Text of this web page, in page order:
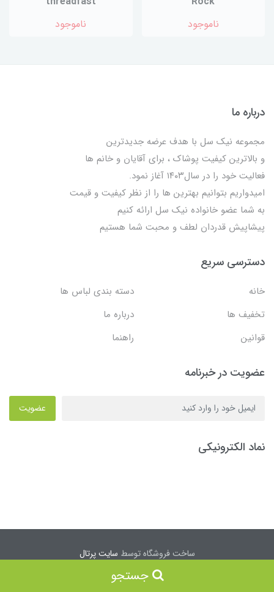
ناموجود
ناموجود
جستجو
درباره ما
مجموعه نیک سل با هدف عرضه جدیدترین
و بالاترین کیفیت پوشاک ، برای آقایان و خانم ها
فعالیت خود را در سال۱۴۰۳ آغاز نمود.
امیدواریم بتوانیم بهترین ها را از نظر کیفیت و قیمت
به شما عضو خانواده نیک سل ارائه کنیم
پیشاپیش قدردان لطف و محبت شما هستیم
دسترسی سریع
خانه
دسته بندی لباس ها
تخفیف ها
درباره ما
قوانین
راهنما
عضویت در خبرنامه
عضویت
نماد الکترونیکی
ساخت فروشگاه توسط سایت پرتال